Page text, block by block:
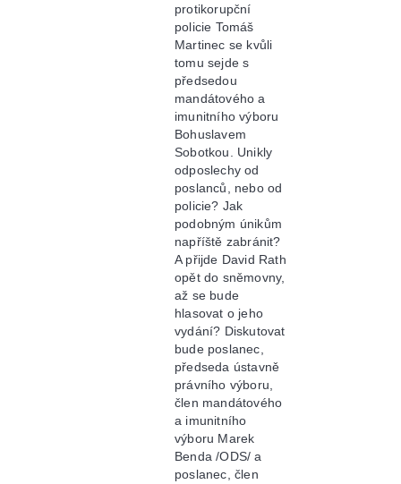
protikorupční
policie Tomáš
Martinec se kvůli
tomu sejde s
předsedou
mandátového a
imunitního výboru
Bohuslavem
Sobotkou. Unikly
odposlechy od
poslanců, nebo od
policie? Jak
podobným únikům
napříště zabránit?
A přijde David Rath
opět do sněmovny,
až se bude
hlasovat o jeho
vydání? Diskutovat
bude poslanec,
předseda ústavně
právního výboru,
člen mandátového
a imunitního
výboru Marek
Benda /ODS/ a
poslanec, člen